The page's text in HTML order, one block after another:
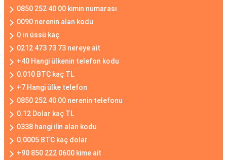
0850 252 40 00 kimin numarası
0090 nerenin alan kodu
0 ın üssü kaç
0212 473 73 73 nereye ait
+40 Hangi ülkenin telefon kodu
0.010 BTC kaç TL
+7 Hangi ülke telefon
0850 252 40 00 nerenin telefonu
0.12 Dolar kaç TL
0338 hangi ilin alan kodu
0.0005 BTC kaç dolar
+90 850 222 0600 kime ait